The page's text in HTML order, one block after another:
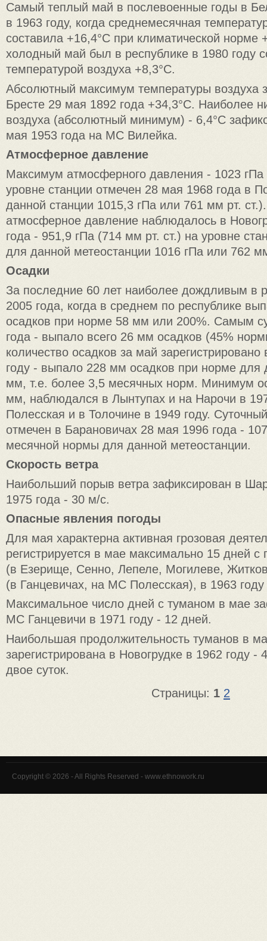
Самый теплый май в послевоенные годы в
в 1963 году, когда среднемесячная
составила +16,4°С при климатической
холодный май был в республике в 1980 году
температурой воздуха +8,3°С.
Абсолютный максимум температуры воздуха
Бресте 29 мая 1892 года +34,3°С. Наиболее
воздуха (абсолютный минимум) - 6,4°С
мая 1953 года на МС Вилейка.
Атмосферное давление
Максимум атмосферного давления - 1023 гПа
уровне станции отмечен 28 мая 1968 года в
данной станции 1015,3 гПа или 761 мм рт.
атмосферное давление наблюдалось в
года - 951,9 гПа (714 мм рт. ст.) на уровне
для данной метеостанции 1016 гПа или 762
Осадки
За последние 60 лет наиболее дождливым в
2005 года, когда в среднем по республике
осадков при норме 58 мм или 200%. Самым
года - выпало всего 26 мм осадков (45%
количество осадков за май
году - выпало 228 мм осадков при норме для
мм, т.е. более 3,5 месячных норм. Минимум
мм, наблюдался в Лынтупах и на Нарочи в
Полесская и в Толочине в 1949 году.
отмечен в Барановичах 28 мая 1996 года -
месячной нормы для данной метеостанции.
Скорость ветра
Наибольший порыв ветра зафиксирован в
1975 года - 30 м/с.
Опасные явления погоды
Для мая характерна активная грозовая
регистрируется в мае максимально 15 дней с
(в Езерище, Сенно, Лепеле, Могилеве,
(в Ганцевичах, на МС Полесская), в 1963
Максимальное число дней с туманом в мае
МС Ганцевичи в 1971 году - 12 дней.
Наибольшая продолжительность туманов в
зарегистрирована в Новогрудке в 1962 году -
двое суток.
Страницы: 1 2
Copyright © 2026 - All Rights Reserved - www.ethnowork.ru